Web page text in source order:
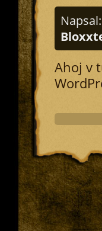
Napsal:
Ahoj v